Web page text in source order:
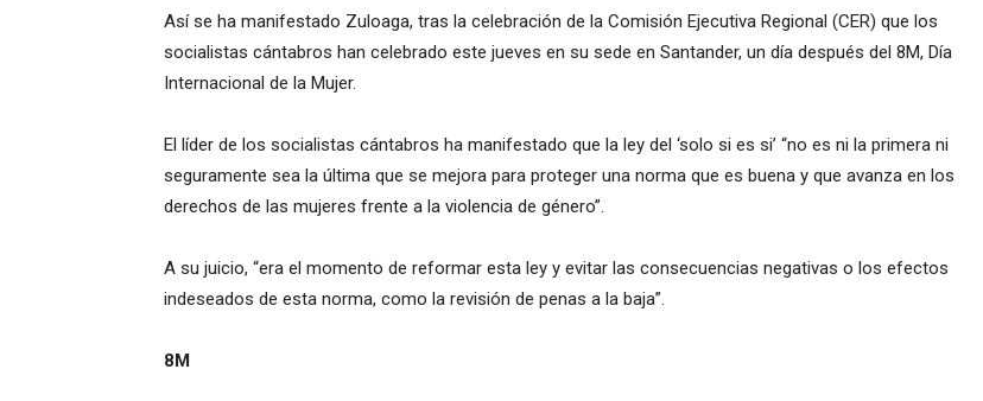
Así se ha manifestado Zuloaga, tras la celebración de la Comisión Ejecutiva Regional (CER) que los
socialistas cántabros han celebrado este jueves en su sede en Santander, un día después del 8M, Día
Internacional de la Mujer.
El líder de los socialistas cántabros ha manifestado que la ley del ‘solo si es si’ “no es ni la primera ni
seguramente sea la última que se mejora para proteger una norma que es buena y que avanza en los
derechos de las mujeres frente a la violencia de género”.
A su juicio, “era el momento de reformar esta ley y evitar las consecuencias negativas o los efectos
indeseados de esta norma, como la revisión de penas a la baja”.
8M